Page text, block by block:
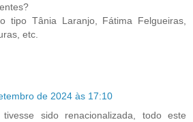
tipo Tânia Laranjo, Fátima Felgueiras,
etc.
de 2024 às 17:10
sido renacionalizada, todo este